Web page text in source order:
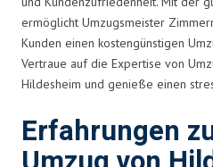
ermöglicht Umzugsmeister
Kunden einen kostengünstigen
Vertraue auf die Expertise von
Hildesheim und genieße einen
Erfahrungen